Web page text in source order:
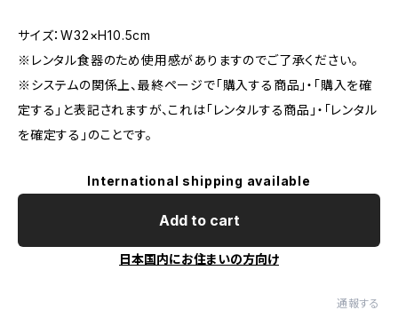
サイズ：W32×H10.5cm
※レンタル食器のため使用感がありますのでご了承ください。
※システムの関係上、最終ページで「購入する商品」・「購入を確
定する」と表記されますが、これは「レンタルする商品」・「レンタル
を確定する」のことです。
International shipping available
Add to cart
日本国内にお住まいの方向け
通報する